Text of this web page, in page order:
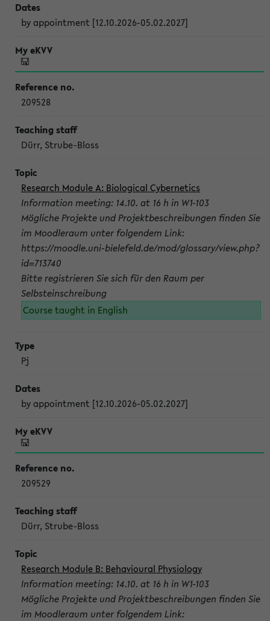
by appointment [12.10.2026-05.02.2027]
209528
Dürr, Strube-Bloss
Research Module A: Biological Cybernetics
Information meeting: 14.10. at 16 h in W1-103
Mögliche Projekte und Projektbeschreibungen finden Sie
im Moodleraum unter folgendem Link:
https://moodle.uni-bielefeld.de/mod/glossary/view.php?
id=713740
Bitte registrieren Sie sich für den Raum per
Selbsteinschreibung
Course taught in English
Pj
by appointment [12.10.2026-05.02.2027]
209529
Dürr, Strube-Bloss
Research Module B: Behavioural Physiology
Information meeting: 14.10. at 16 h in W1-103
Mögliche Projekte und Projektbeschreibungen finden Sie
im Moodleraum unter folgendem Link: